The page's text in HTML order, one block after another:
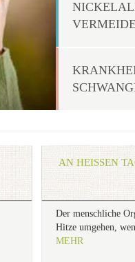
AN HEISSEN
Der menschliche
Hitze umgehen,
MEHR